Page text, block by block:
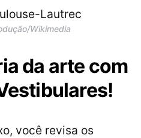
Wikimedia
da arte com
você revisa os